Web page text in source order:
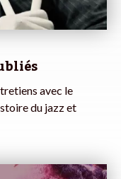
avec le
du jazz et